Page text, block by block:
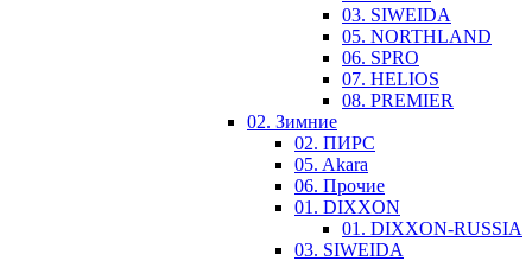
03. SIWEIDA
05. NORTHLAND
06. SPRO
07. HELIOS
08. PREMIER
02. Зимние
02. ПИРС
05. Akara
06. Прочие
01. DIXXON
01. DIXXON-RUSSIA
03. SIWEIDA